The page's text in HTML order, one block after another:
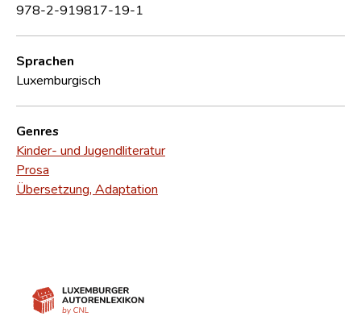
978-2-919817-19-1
Sprachen
Luxemburgisch
Genres
Kinder- und Jugendliteratur
Prosa
Übersetzung, Adaptation